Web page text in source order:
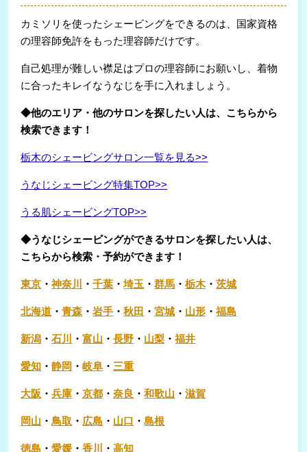
カミソリを使ったシェービングをできるのは、国家資格
の理容師免許をもった理容師だけです。
自己処理が難しい襟足はプロの理容師にお願いし、着物
に合ったキレイなうなじを手に入れましょう。
◆他のエリア・他のサロンを探したい人は、こちらから
検索できます！
栃木のシェービングサロン一覧を見る>>
うなじシェービング特集TOP>>
うる肌シェービングTOP>>
◆うなじシェービングができるサロンを探したい人は、
こちらから検索・予約ができます！
東京 ・神奈川 ・千葉 ・埼玉 ・群馬 ・栃木・茨城
北海道 ・青森・岩手 ・秋田 ・宮城 ・ 山形 ・福島
新潟 ・石川 ・富山 ・長野 ・ 山梨 ・福井
愛知 ・静岡 ・岐阜 ・三重
大阪 ・兵庫 ・京都 ・奈良 ・和歌山 ・滋賀
岡山 ・鳥取 ・ 広島 ・ 山口 ・島根
徳島 ・愛媛 ・香川 ・高知